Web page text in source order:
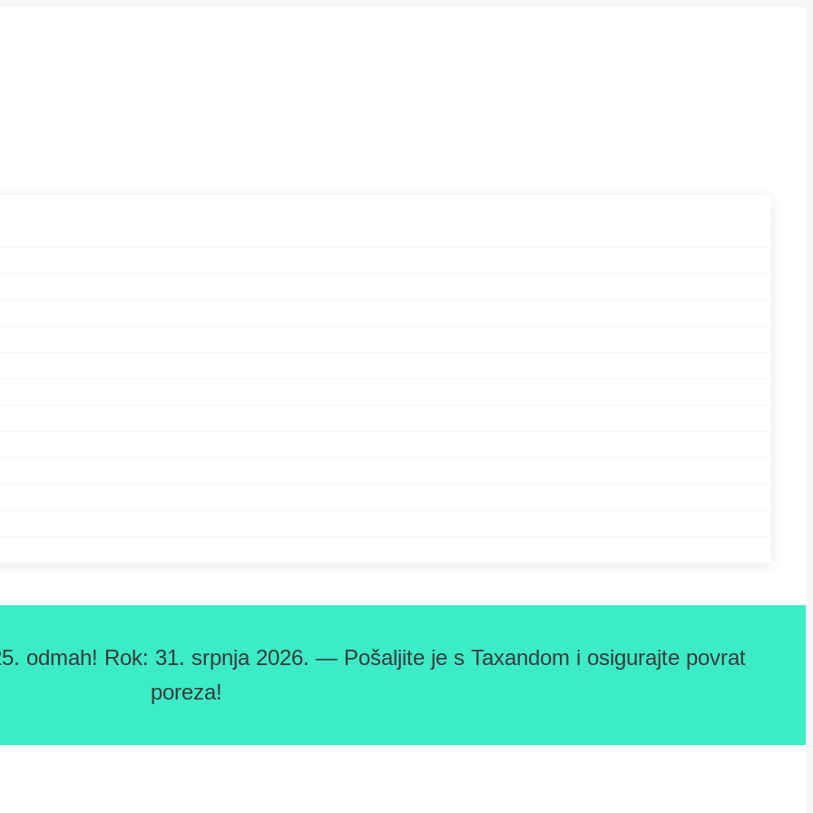
odmah! Rok: 31. srpnja 2026. — Pošaljite je s Taxandom i osigurajte povrat
poreza!